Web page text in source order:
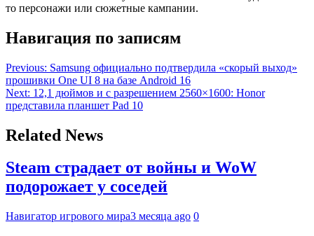
то персонажи или сюжетные кампании.
Навигация по записям
Previous: Samsung официально подтвердила «скорый выход»
прошивки One UI 8 на базе Android 16
Next: 12,1 дюймов и с разрешением 2560×1600: Honor
представила планшет Pad 10
Related News
Steam страдает от войны и WoW
подорожает у соседей
Навигатор игрового мира3 месяца ago 0